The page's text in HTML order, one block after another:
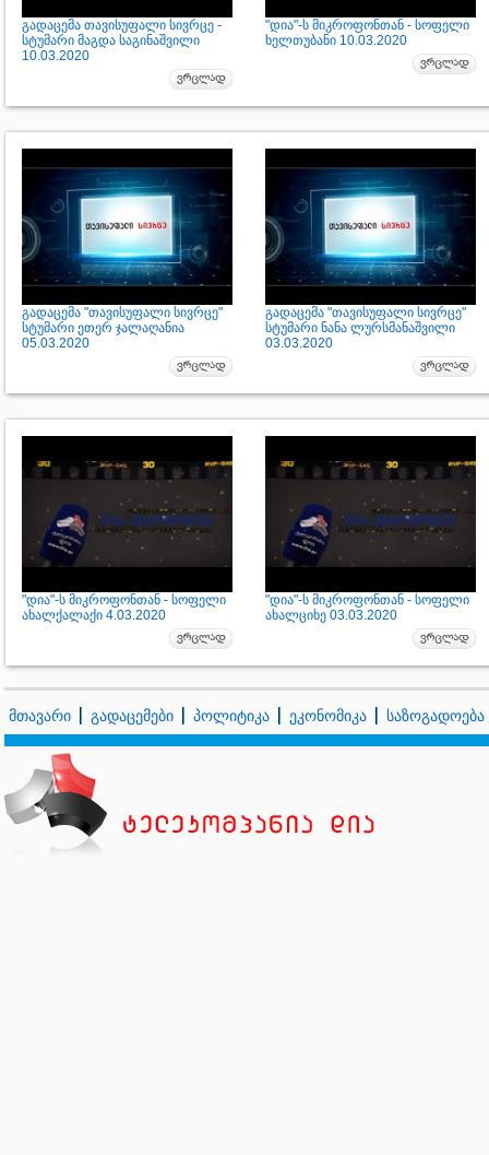
გადაცემა თავისუფალი სივრცე -
სტუმარი მაგდა საგინაშვილი
10.03.2020
"დია"-ს მიკროფონთან - სოფელი
ხელთუბანი 10.03.2020
გადაცემა "თავისუფალი სივრცე"
სტუმარი ეთერ ჯალაღანია
05.03.2020
გადაცემა "თავისუფალი სივრცე"
სტუმარი ნანა ლურსმანაშვილი
03.03.2020
"დია"-ს მიკროფონთან - სოფელი
ახალქალაქი 4.03.2020
"დია"-ს მიკროფონთან - სოფელი
ახალციხე 03.03.2020
მთავარი გადაცემები პოლიტიკა ეკონომიკა საზოგადოება